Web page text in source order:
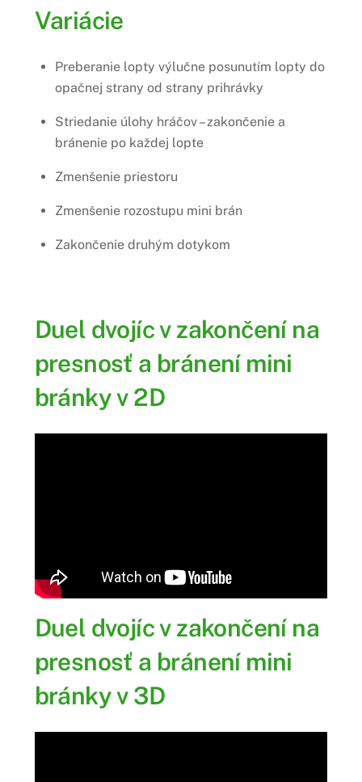
Variácie
Preberanie lopty výlučne posunutím lopty do
opačnej strany od strany prihrávky
Striedanie úlohy hráčov – zakončenie a
bránenie po každej lopte
Zmenšenie priestoru
Zmenšenie rozostupu mini brán
Zakončenie druhým dotykom
Duel dvojíc v zakončení na
presnosť a bránení mini
bránky v 2D
Duel dvojíc v zakončení na
presnosť a bránení mini
bránky v 3D